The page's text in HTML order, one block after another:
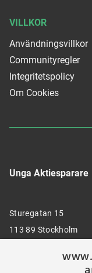
Unga Aktiesparare
Sturegatan 15
113 89 Stockholm
VILLKOR
Användningsvillkor
Communityregler
Integritetspolicy
Om Cookies